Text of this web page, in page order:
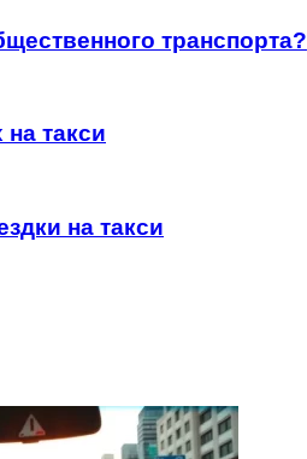
транспорта?
на такси
на такси